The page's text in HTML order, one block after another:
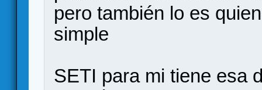
pero también lo es
simple
SETI para mi tiene esa